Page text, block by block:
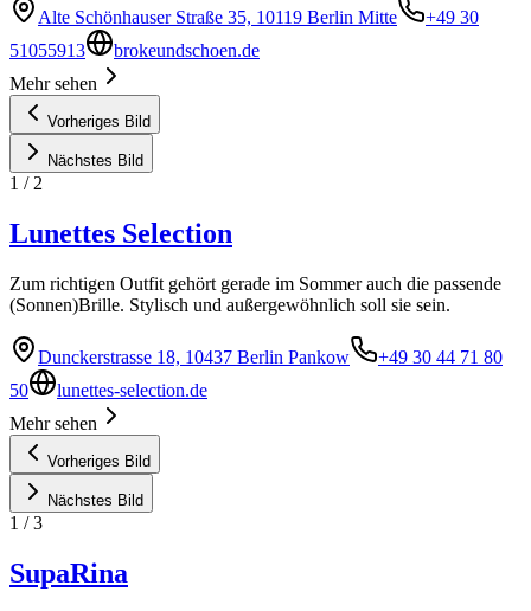
Alte Schönhauser Straße 35, 10119 Berlin Mitte
+49 30
51055913
brokeundschoen.de
Mehr sehen
Vorheriges Bild
Nächstes Bild
1 / 2
Lunettes Selection
Zum richtigen Outfit gehört gerade im Sommer auch die passende
(Sonnen)Brille. Stylisch und außergewöhnlich soll sie sein.
Dunckerstrasse 18, 10437 Berlin Pankow
+49 30 44 71 80
50
lunettes-selection.de
Mehr sehen
Vorheriges Bild
Nächstes Bild
1 /3
SupaRina